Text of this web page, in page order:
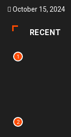
October 15, 2024
RECENT
1
2